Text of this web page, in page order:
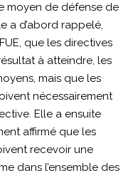
moyen de défense de
a d’abord rappelé,
que les directives
à atteindre, les
mais que les
nécessairement
Elle a ensuite
affirmé que les
recevoir une
dans l’ensemble des